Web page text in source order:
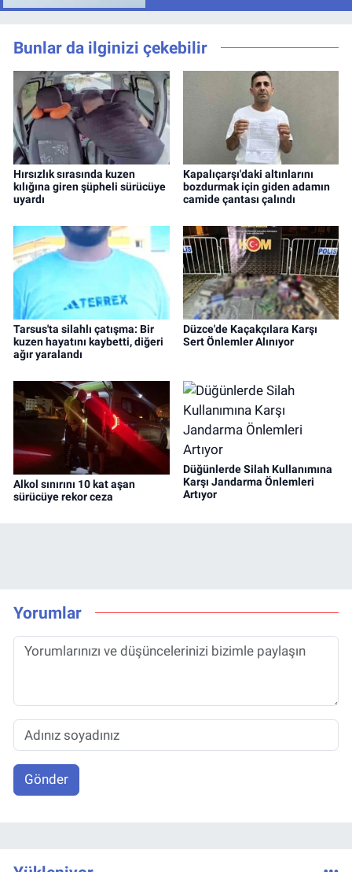
Bunlar da ilginizi çekebilir
Hırsızlık sırasında kuzen
kılığına giren şüpheli sürücüye
uyardı
Kapalıçarşı'daki altınlarını
bozdurmak için giden adamın
camide çantası çalındı
Tarsus'ta silahlı çatışma: Bir
kuzen hayatını kaybetti, diğeri
ağır yaralandı
Düzce'de Kaçakçılara Karşı
Sert Önlemler Alınıyor
Alkol sınırını 10 kat aşan
sürücüye rekor ceza
Düğünlerde Silah Kullanımına
Karşı Jandarma Önlemleri
Artıyor
Yorumlar
Gönder